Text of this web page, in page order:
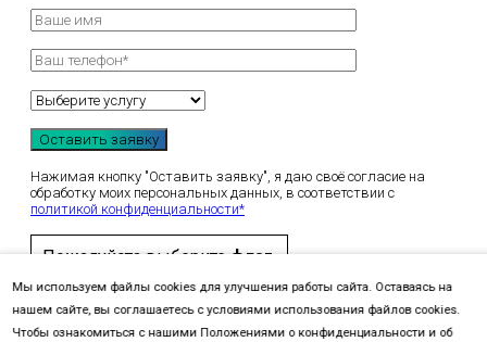
Мы используем файлы cookies для улучшения работы сайта. Оставаясь на
нашем сайте, вы соглашаетесь с условиями использования файлов cookies.
Чтобы ознакомиться с нашими Положениями о конфиденциальности и об
Нажимая кнопку "Оставить заявку", я даю своё согласие на
обработку моих персональных данных, в соответствии с
политикой конфиденциальности*
Пожалуйста выберите флаг